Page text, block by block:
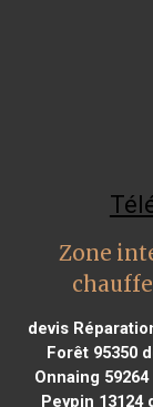
Zone
devis
Forêt 95350
Onnaing 59264
Peypin 13124